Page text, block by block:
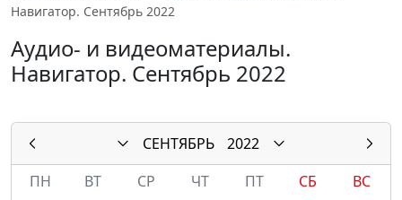
Навигатор. Сентябрь 2022
Аудио- и видеоматериалы.
Навигатор. Сентябрь 2022
СЕНТЯБРЬ
2022
ПН
ВТ СР ЧТ ПТ СБ
ВС